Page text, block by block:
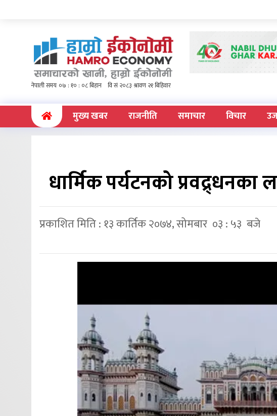
(current)मुख्य खबर राजनीति समाचार विचार
धार्मिक पर्यटनको
प्रकाशित मिति : १३ कार्तिक २०७४, सोमबार ०३ : ५३ बजे